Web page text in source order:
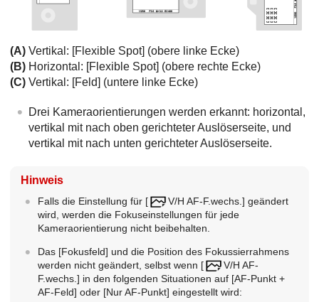
(A) Vertikal: [Flexible Spot] (obere linke Ecke)
(B) Horizontal: [Flexible Spot] (obere rechte Ecke)
(C) Vertikal: [Feld] (untere linke Ecke)
Drei Kameraorientierungen werden erkannt: horizontal,
vertikal mit nach oben gerichteter Auslöserseite, und
vertikal mit nach unten gerichteter Auslöserseite.
Hinweis
Falls die Einstellung für [ V/H AF-F.wechs.] geändert
wird, werden die Fokuseinstellungen für jede
Kameraorientierung nicht beibehalten.
Das [Fokusfeld] und die Position des Fokussierrahmens
werden nicht geändert, selbst wenn [
V/H AF-
F.wechs.] in den folgenden Situationen auf [AF-Punkt +
AF-Feld] oder [Nur AF-Punkt] eingestellt wird: